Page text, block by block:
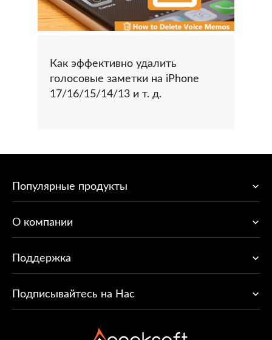
Как эффективно удалить
голосовые заметки на iPhone
17/16/15/14/13 и т. д.
Популярные продукты
O компании
Поддержка
Подписывайтесь на Нас